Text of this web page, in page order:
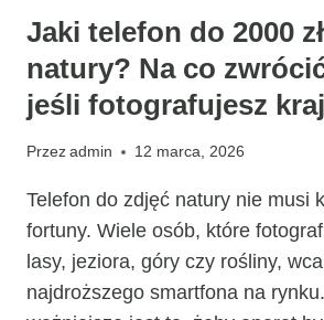
Jaki telefon do 2000
natury? Na co
jeśli fotografujesz
Przezadmin 12 marca, 2026
Telefon do zdjęć natury nie musi
fortuny. Wiele osób, które
lasy, jeziora, góry czy rośliny,
najdroższego smartfona na